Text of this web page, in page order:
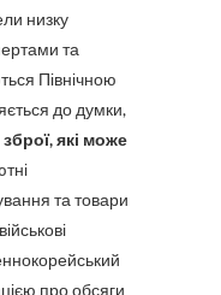
низку
та
Північною
до думки,
які може
та товари
про обсяги